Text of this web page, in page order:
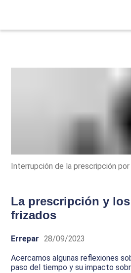
Interrupción de la prescripción
La prescripción y
frizados
Errepar 28/09/2023
Acercamos algunas reflexiones
paso del tiempo y su impacto